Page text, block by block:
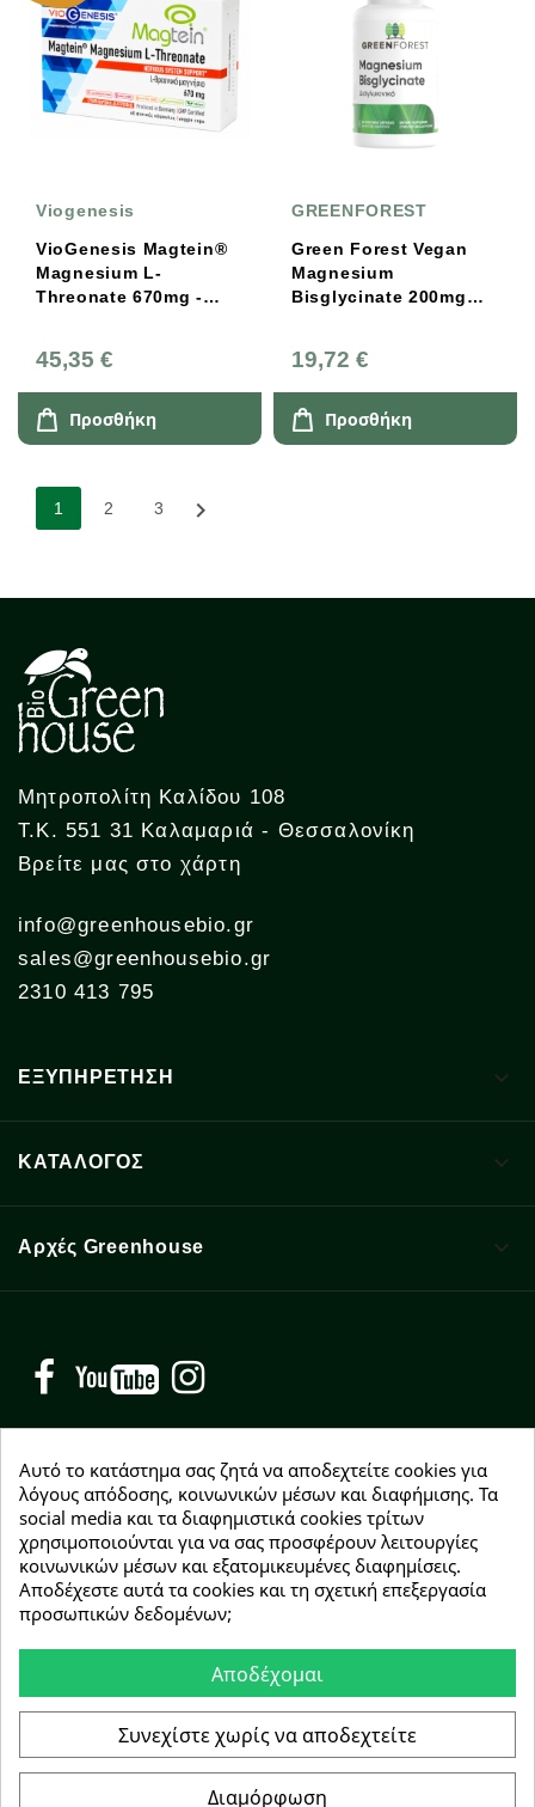
Viogenesis
VioGenesis Magtein®
Magnesium L-
Threonate 670mg -
45,35 €
Προσθήκη
GREENFOREST
Green Forest Vegan
Magnesium
Bisglycinate 200mg
19,72 €
Προσθήκη
1 2 3 
Μητροπολίτη Καλίδου 108
Τ.Κ. 551 31 Καλαμαριά - Θεσσαλονίκη
Βρείτε μας στο χάρτη
info@greenhousebio.gr
sales@greenhousebio.gr
2310 413 795
ΕΞΥΠΗΡΕΤΗΣΗ 
ΚΑΤΑΛΟΓΟΣ 
Αρχές Greenhouse 
Facebook YouTube
NEWSLETTER
Εγγραφείτε δωρεάν και θα είστε οι πρώτοι που θα
λάβετε τα νέα μας γύρω από προσφορές, εκπτώσεις
και νέα προϊόντα.
Συμφωνώ με τουςόρους χρήσης
Αυτό το κατάστημα σας ζητά να αποδεχτείτε cookies για
λόγους απόδοσης, κοινωνικών μέσων και διαφήμισης. Τα
social media και τα διαφημιστικά cookies τρίτων
χρησιμοποιούνται για να σας προσφέρουν λειτουργίες
κοινωνικών μέσων και εξατομικευμένες διαφημίσεις.
Αποδέχεστε αυτά τα cookies και τη σχετική επεξεργασία
προσωπικών δεδομένων;
Αποδέχομαι
Συνεχίστε χωρίς να αποδεχτείτε
Διαμόρφωση